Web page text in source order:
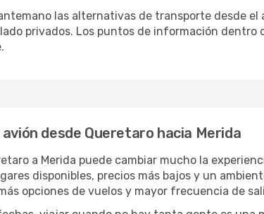
las alternativas de transporte desde el
privados. Los puntos de información
desde Queretaro hacia Merida
a Merida puede cambiar mucho la
disponibles, precios más bajos y un
opciones de vuelos y mayor frecuencia de